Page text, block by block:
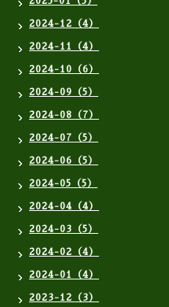
2024-12（4）
2024-11（4）
2024-10（6）
2024-09（5）
2024-08（7）
2024-07（5）
2024-06（5）
2024-05（5）
2024-04（4）
2024-03（5）
2024-02（4）
2024-01（4）
2023-12（3）